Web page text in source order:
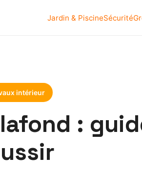
Jardin & PiscineSécurité
intérieur
: